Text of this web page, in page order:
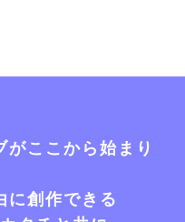
ここから始まり
に創作できる